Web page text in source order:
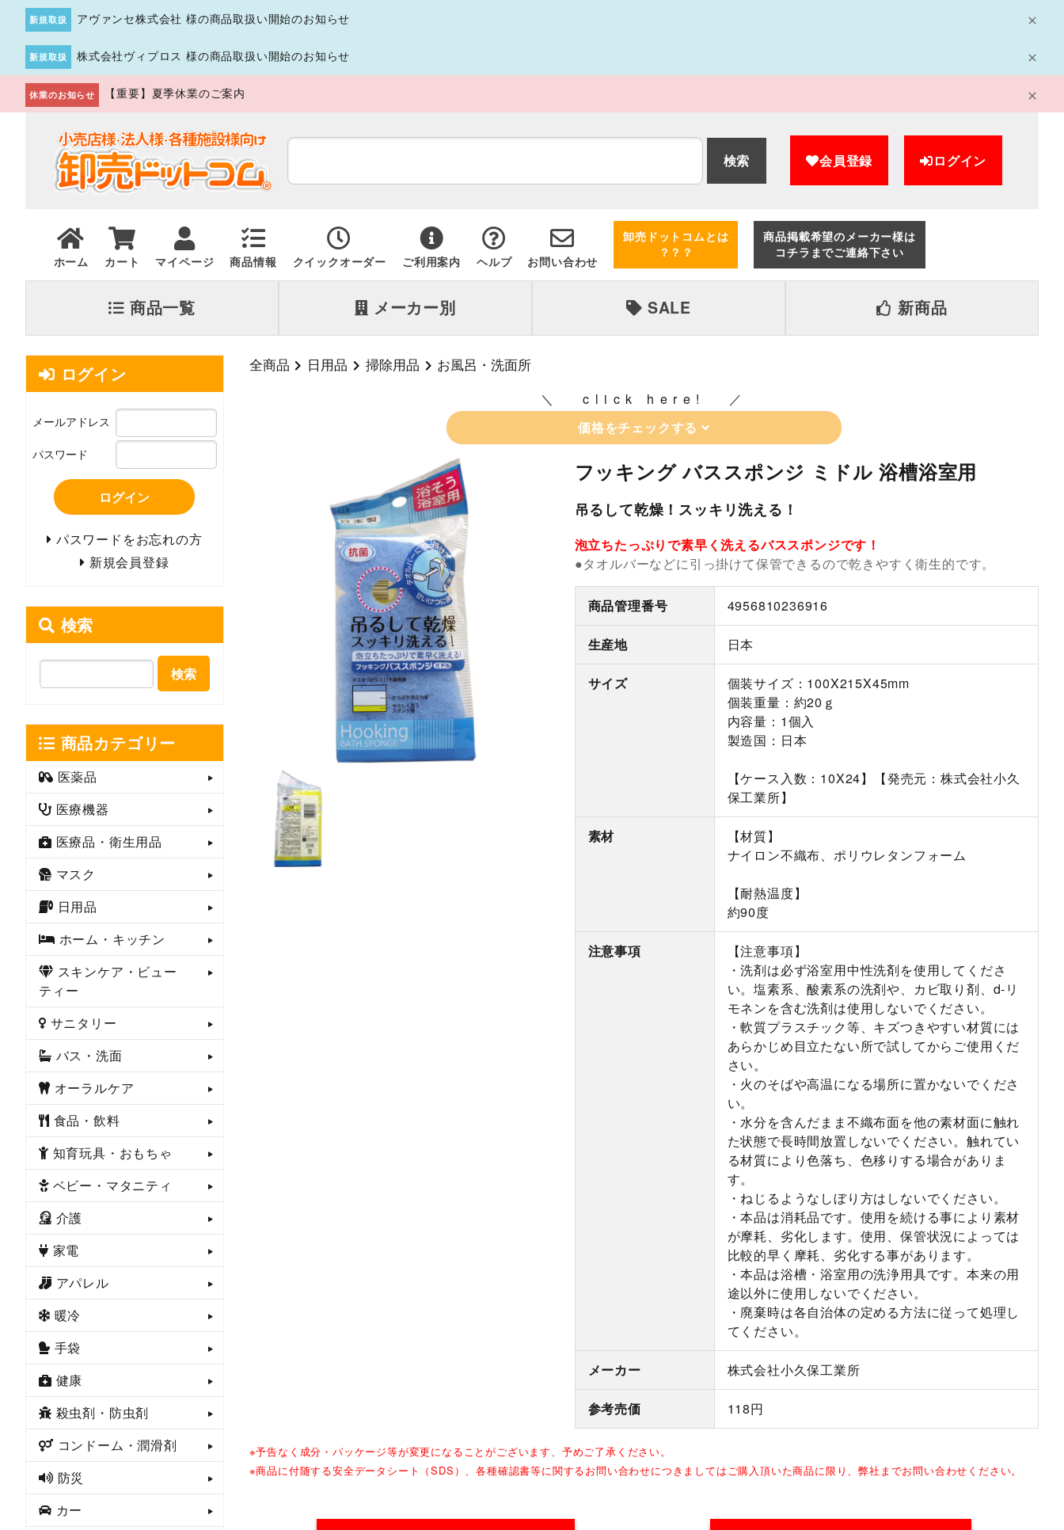
新規取扱 アヴァンセ株式会社 様の商品取扱い開始のお知らせ
新規取扱 株式会社ヴィプロス 様の商品取扱い開始のお知らせ
休業のお知らせ 【重要】夏季休業のご案内
検索 会員登録 ログイン
ホーム カート マイページ 商品情報 クイックオーダー ご利用案内 ヘルプ お問い合わせ
卸売ドットコムとは
？？？
商品掲載希望のメーカー様は
コチラまでご連絡下さい
商品一覧 メーカー別 SALE 新商品
全商品 日用品 掃除用品 お風呂・洗面所
click here!
価格をチェックする
フッキング バススポンジ ミドル 浴槽浴室用
吊るして乾燥！スッキリ洗える！
泡立ちたっぷりで素早く洗えるバススポンジです！
●タオルバーなどに引っ掛けて保管できるので乾きやすく衛生的です。
商品管理番号 4956810236916
生産地 日本
サイズ
個装サイズ：100X215X45mm
個装重量：約20ｇ
内容量：1個入
製造国：日本
【ケース入数：10X24】【発売元：株式会社小久
保工業所】
素材
【材質】
ナイロン不織布、ポリウレタンフォーム
【耐熱温度】
約90度
注意事項
【注意事項】
・洗剤は必ず浴室用中性洗剤を使用してくださ
い。塩素系、酸素系の洗剤や、カビ取り剤、d-リ
モネンを含む洗剤は使用しないでください。
・軟質プラスチック等、キズつきやすい材質には
あらかじめ目立たない所で試してからご使用くだ
さい。
・火のそばや高温になる場所に置かないでくださ
い。
・水分を含んだまま不織布面を他の素材面に触れ
た状態で長時間放置しないでください。触れてい
る材質により色落ち、色移りする場合がありま
す。
・ねじるようなしぼり方はしないでください。
・本品は消耗品です。使用を続ける事により素材
が摩耗、劣化します。使用、保管状況によっては
比較的早く摩耗、劣化する事があります。
・本品は浴槽・浴室用の洗浄用具です。本来の用
途以外に使用しないでください。
・廃棄時は各自治体の定める方法に従って処理し
てください。
メーカー 株式会社小久保工業所
参考売価 118円
※予告なく成分・パッケージ等が変更になることがございます、予めご了承ください。
※商品に付随する安全データシート（SDS）、各種確認書等に関するお問い合わせにつきましてはご購入頂いた商品に限り、弊社までお問い合わせください。
ログイン
メールアドレス
パスワード
ログイン
パスワードをお忘れの方
新規会員登録
検索
検索
商品カテゴリー
医薬品
医療機器
医療品・衛生用品
マスク
日用品
ホーム・キッチン
スキンケア・ビュー
ティー
サニタリー
バス・洗面
オーラルケア
食品・飲料
知育玩具・おもちゃ
ベビー・マタニティ
介護
家電
アパレル
暖冷
手袋
健康
殺虫剤・防虫剤
コンドーム・潤滑剤
防災
カー